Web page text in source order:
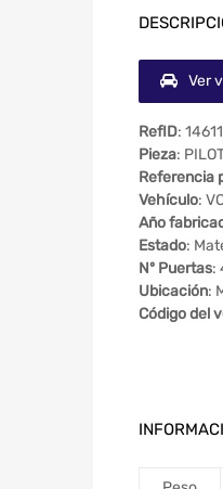
Ver
RefID:
Pieza:
Referencia
Vehículo:
Año
Estado:
Nº Puertas:
Ubicación:
Código del